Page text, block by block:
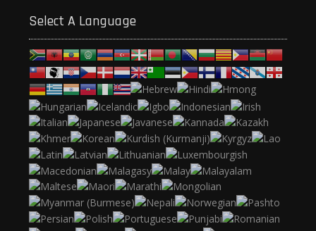
Select A Language